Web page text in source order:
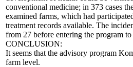
conventional medicine; in 373 cases
examined farms, which had
treatment records available. The
from 27 before entering the program
CONCLUSION:
It seems that the advisory program
farm level.